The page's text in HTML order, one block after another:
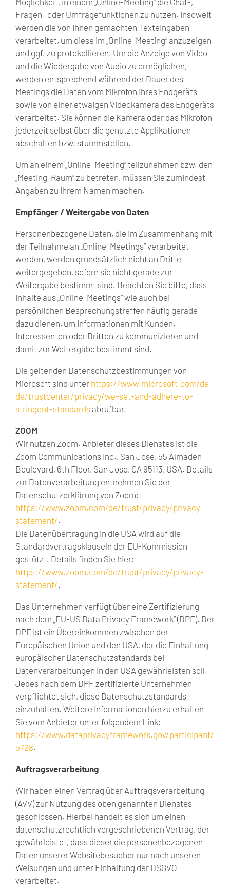
Fragen- oder Umfragefunktionen zu nutzen. Insoweit
werden die von Ihnen gemachten Texteingaben
verarbeitet, um diese im „Online-Meeting“ anzuzeigen
und ggf. zu protokollieren. Um die Anzeige von Video
und die Wiedergabe von Audio zu ermöglichen,
werden entsprechend während der Dauer des
Meetings die Daten vom Mikrofon Ihres Endgeräts
sowie von einer etwaigen Videokamera des Endgeräts
verarbeitet. Sie können die Kamera oder das Mikrofon
jederzeit selbst über die genutzte Applikationen
abschalten bzw. stummstellen.
Um an einem „Online-Meeting“ teilzunehmen bzw. den
„Meeting-Raum“ zu betreten, müssen Sie zumindest
Angaben zu Ihrem Namen machen.
Empfänger / Weitergabe von Daten
Personenbezogene Daten, die im Zusammenhang mit
der Teilnahme an „Online-Meetings“ verarbeitet
werden, werden grundsätzlich nicht an Dritte
weitergegeben, sofern sie nicht gerade zur
Weitergabe bestimmt sind. Beachten Sie bitte, dass
Inhalte aus „Online-Meetings“ wie auch bei
persönlichen Besprechungstreffen häufig gerade
dazu dienen, um Informationen mit Kunden,
Interessenten oder Dritten zu kommunizieren und
damit zur Weitergabe bestimmt sind.
Die geltenden Datenschutzbestimmungen von
Microsoft sind unter https://www.microsoft.com/de-
de/trustcenter/privacy/we-set-and-adhere-to-
stringent-standards abrufbar.
ZOOM
Wir nutzen Zoom. Anbieter dieses Dienstes ist die
Zoom Communications Inc., San Jose, 55 Almaden
Boulevard, 6th Floor, San Jose, CA 95113, USA. Details
zur Datenverarbeitung entnehmen Sie der
Datenschutzerklärung von Zoom:
https://www.zoom.com/de/trust/privacy/privacy-
statement/.
Die Datenübertragung in die USA wird auf die
Standardvertragsklauseln der EU-Kommission
gestützt. Details finden Sie hier:
https://www.zoom.com/de/trust/privacy/privacy-
statement/.
Das Unternehmen verfügt über eine Zertifizierung
nach dem „EU-US Data Privacy Framework“ (DPF). Der
DPF ist ein Übereinkommen zwischen der
Europäischen Union und den USA, der die Einhaltung
europäischer Datenschutzstandards bei
Datenverarbeitungen in den USA gewährleisten soll.
Jedes nach dem DPF zertifizierte Unternehmen
verpflichtet sich, diese Datenschutzstandards
einzuhalten. Weitere Informationen hierzu erhalten
Sie vom Anbieter unter folgendem Link:
https://www.dataprivacyframework.gov/participant/
5728.
Auftragsverarbeitung
Wir haben einen Vertrag über Auftragsverarbeitung
(AVV) zur Nutzung des oben genannten Dienstes
geschlossen. Hierbei handelt es sich um einen
datenschutzrechtlich vorgeschriebenen Vertrag, der
gewährleistet, dass dieser die personenbezogenen
Daten unserer Websitebesucher nur nach unseren
Weisungen und unter Einhaltung der DSGVO
verarbeitet.